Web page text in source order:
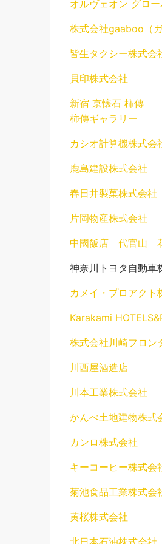
オルヴェオン グロ
株式会社gaaboo（ガ
皆生タクシー株式会
貝印株式会社
新宿 京懐石 柿傳
柿傳ギャラリー
カシオ計算機株式会
鹿島建設株式会社
春日井製菓株式会社
片岡物産株式会社
中國飯店 代官山
神奈川トヨタ自動車
カメイ・プロアクト
Karakami
株式会社川崎フロン
川西屋酒造店
川本工業株式会社
かんべ土地建物株式
カンロ株式会社
キーコーヒー株式会
菊池食品工業株式会
黄桜株式会社
北日本石油株式会社